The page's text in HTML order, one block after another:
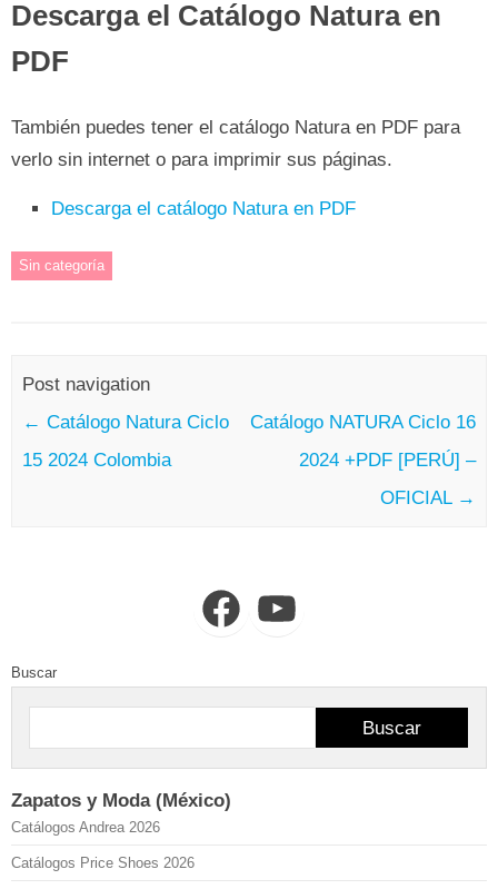
Descarga el Catálogo Natura en
PDF
También puedes tener el catálogo Natura en PDF para
verlo sin internet o para imprimir sus páginas.
Descarga el catálogo Natura en PDF
Sin categoría
Post navigation
← Catálogo Natura Ciclo
15 2024 Colombia
Catálogo NATURA Ciclo 16
2024 +PDF [PERÚ] –
OFICIAL →
FacebookYouTube
Buscar
Buscar
Zapatos y Moda (México)
Catálogos Andrea 2026
Catálogos Price Shoes 2026